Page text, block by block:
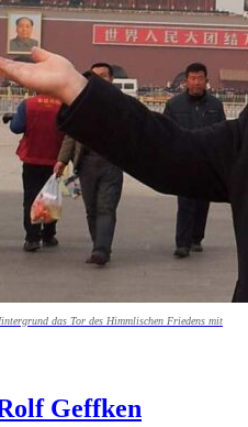
das Tor des Himmlischen Friedens mit
Geffken